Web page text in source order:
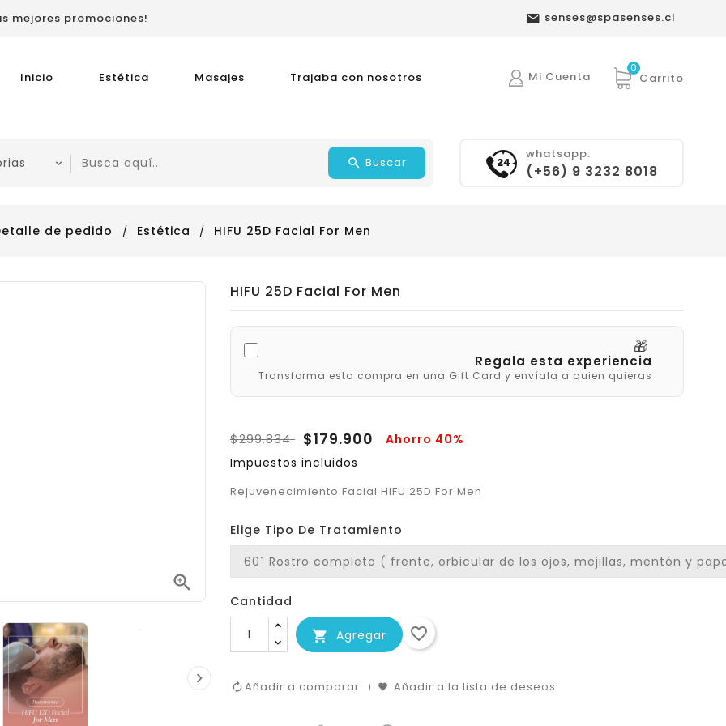
mejores promociones!  senses@spasenses.cl
Inicio Estética Masajes Trajaba con nosotros Carrito
0
Mi Cuenta
whatsapp:
(+56) 9 3232 8018
Buscar
de pedido Estética HIFU 25D Facial For Men


HIFU 25D Facial For Men
🎁
Regala esta experiencia
Transforma esta compra en una Gift Card y envíala a quien quieras
$299.834 $179.900
Ahorro 40%
Impuestos incluidos
Rejuvenecimiento Facial HIFU 25D For Men
Elige Tipo De Tratamiento
Cantidad
 Agregar favorite_border
Añadir a comparar Añadir a la lista de deseos